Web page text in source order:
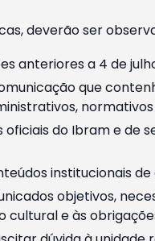
deverão ser
anteriores a 4 de
que
do Ibram e de
institucionais
objetivos,
cultural e às